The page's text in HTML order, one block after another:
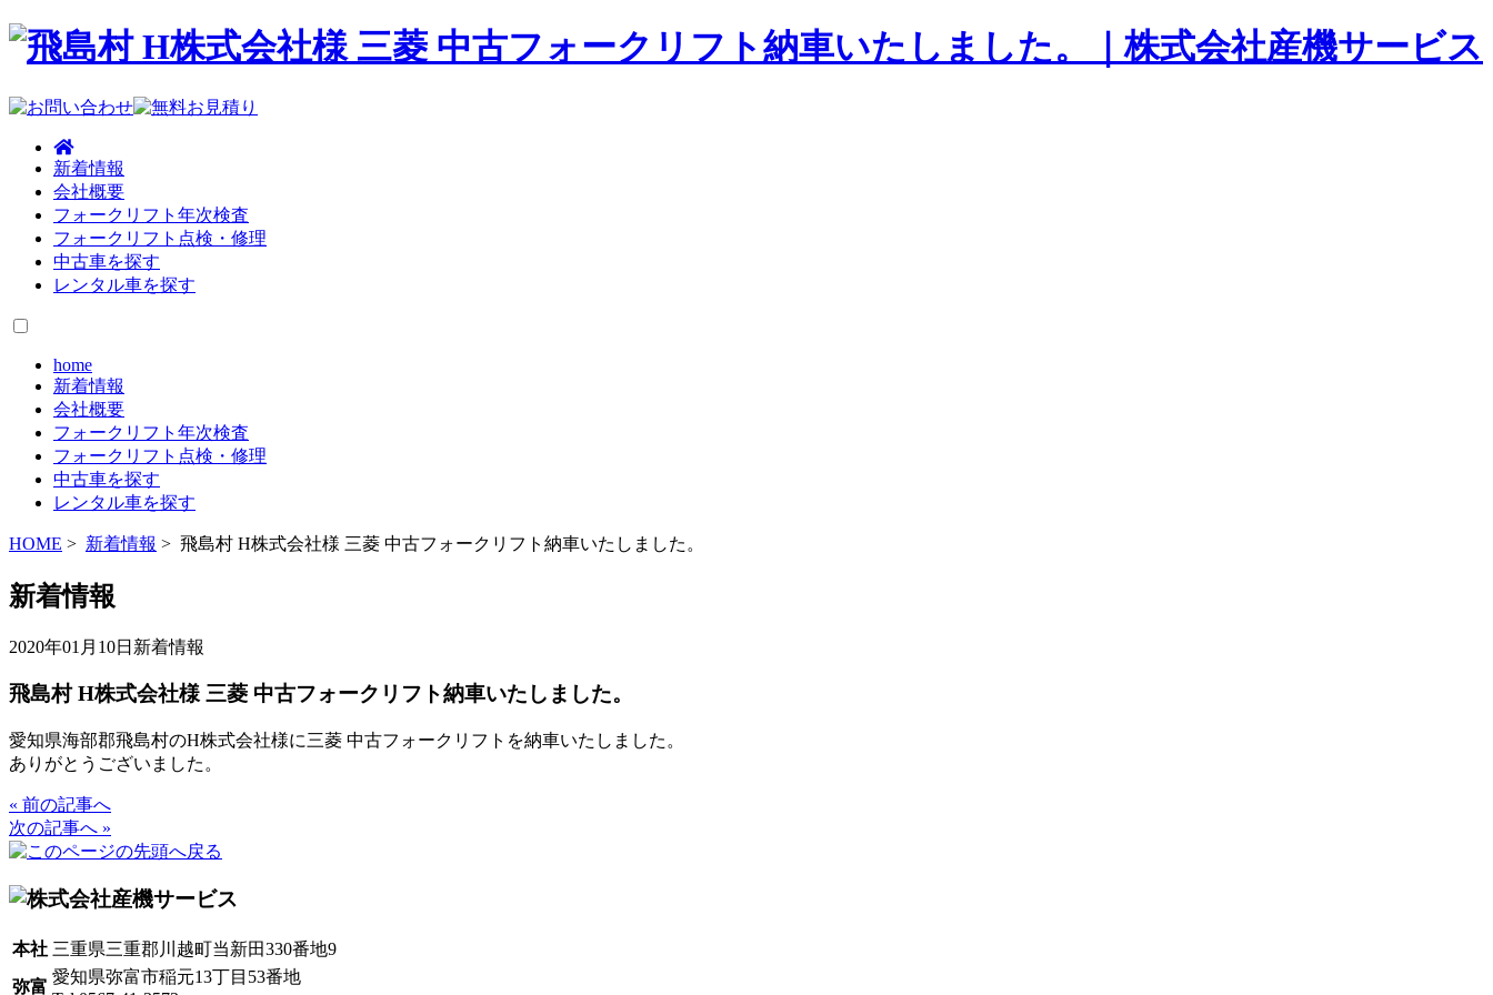
新着情報
会社概要
フォークリフト年次検査
フォークリフト点検・修理
中古車を探す
レンタル車を探す
home
新着情報
会社概要
フォークリフト年次検査
フォークリフト点検・修理
中古車を探す
レンタル車を探す
HOME > 新着情報 > 飛島村 H株式会社様 三菱 中古フォークリフト納車いたしました。
新着情報
2020年01月10日 新着情報
飛島村 H株式会社様 三菱 中古フォークリフト納車いたしました。
愛知県海部郡飛島村のH株式会社様に三菱 中古フォークリフトを納車いたしました。
ありがとうございました。
« 前の記事へ
次の記事へ »
本社 三重県三重郡川越町当新田330番地9
弥富
愛知県弥富市稲元13丁目53番地